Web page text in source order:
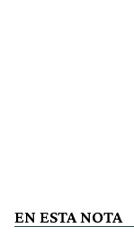
EN ESTA NOTA